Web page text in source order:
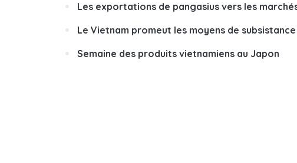
Les exportations de pangasius vers les
Le Vietnam promeut les moyens de
Semaine des produits vietnamiens au Japon